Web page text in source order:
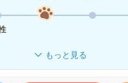
もっと見る